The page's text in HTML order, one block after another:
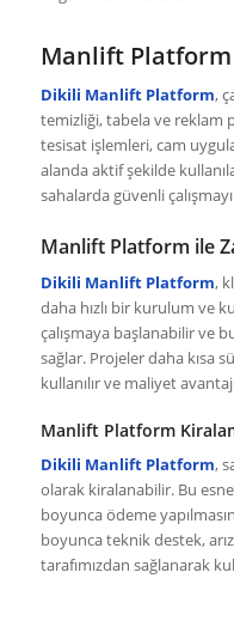
Manlift Platform
Dikili Manlift Platform,
temizliği, tabela ve reklam
tesisat işlemleri, cam
alanda aktif şekilde
sahalarda güvenli
Manlift Platform ile
Dikili Manlift Platform,
daha hızlı bir kurulum ve
çalışmaya başlanabilir ve
sağlar. Projeler daha kısa
kullanılır ve maliyet
Manlift Platform
Dikili Manlift Platform,
olarak kiralanabilir. Bu
boyunca ödeme
boyunca teknik destek,
tarafımızdan sağlanarak